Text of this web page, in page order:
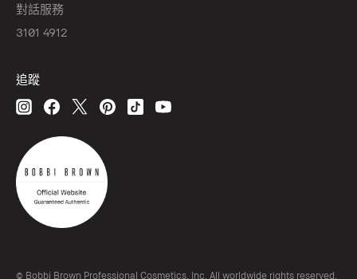
對話服務
3101 4912
追蹤
© Bobbi Brown Professional Cosmetics, Inc. All worldwide rights reserved.